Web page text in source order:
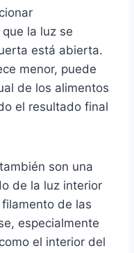
la luz se
está abierta.
menor, puede
de los alimentos
el resultado final
son una
de la luz interior
de las
especialmente
el interior del